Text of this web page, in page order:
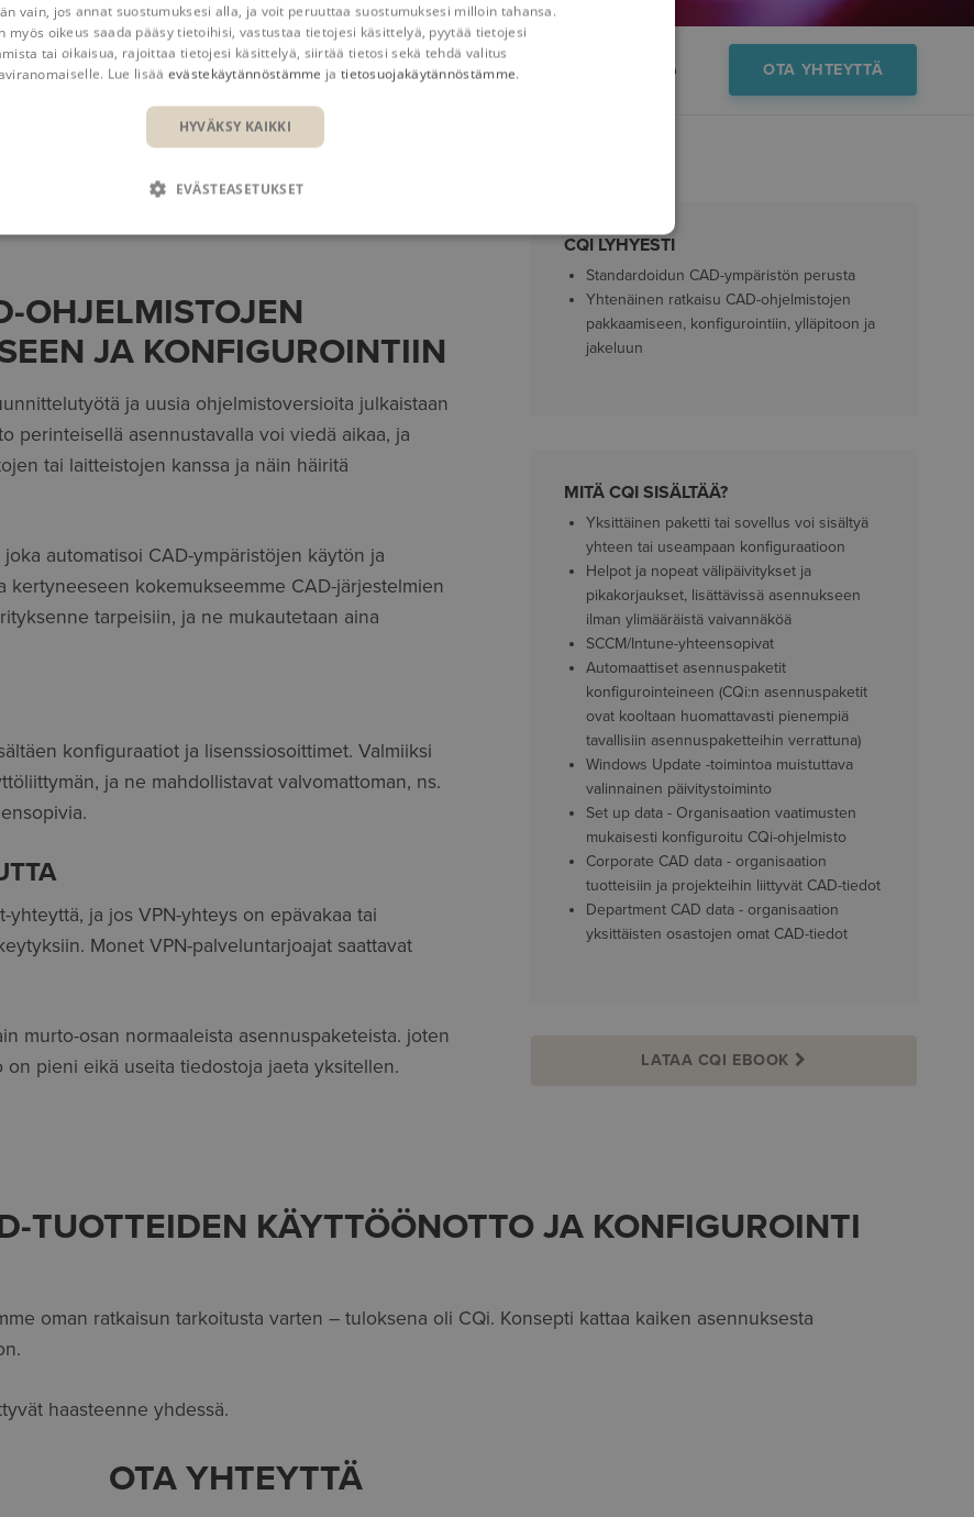
Toiminnot Referenssit Lisätietoja FAQ Kokeiluversio OTA YHTEYTTÄ
ja ylläpidon ja tarjoaa käyttäjilleen valmiiin
OHJELMISTOJEN
JA KONFIGUROINTIIN
ja uusia ohjelmistoversioita julkaistaan
perinteisellä asennustavalla voi viedä aikaa, ja
tai laitteistojen kanssa ja näin häiritä
automatisoi CAD-ympäristöjen käytön ja
kokemukseemme CAD-järjestelmien
tarpeisiin, ja ne mukautetaan aina
konfiguraatiot ja lisenssiosoittimet. Valmiiksi
ja ne mahdollistavat valvomattoman, ns.
ja jos VPN-yhteys on epävakaa tai
Monet VPN-palveluntarjoajat saattavat
murto-osan normaaleista asennuspaketeista. joten
pieni eikä useita tiedostoja jaeta yksitellen.
CQI LYHYESTI
Standardoidun CAD-ympäristön perusta
Yhtenäinen ratkaisu CAD-ohjelmistojen
pakkaamiseen, konfigurointiin, ylläpitoon ja
jakeluun
MITÄ CQI SISÄLTÄÄ?
Yksittäinen paketti tai sovellus voi sisältyä
yhteen tai useampaan konfiguraatioon
Helpot ja nopeat välipäivitykset ja
pikakorjaukset, lisättävissä asennukseen
ilman ylimääräistä vaivannäköä
SCCM/Intune-yhteensopivat
Automaattiset asennuspaketit
konfigurointeineen (CQi:n asennuspaketit
ovat kooltaan huomattavasti pienempiä
tavallisiin asennuspaketteihin verrattuna)
Windows Update -toimintoa muistuttava
valinnainen päivitystoiminto
Set up data - Organisaation vaatimusten
mukaisesti konfiguroitu CQi-ohjelmisto
Corporate CAD data - organisaation
tuotteisiin ja projekteihin liittyvät CAD-tiedot
Department CAD data - organisaation
yksittäisten osastojen omat CAD-tiedot
LATAA CQI EBOOK
TUOTTEIDEN KÄYTTÖÖNOTTO JA KONFIGUROINTI
oman ratkaisun tarkoitusta varten – tuloksena oli CQi. Konsepti kattaa kaiken asennuksesta
haasteenne yhdessä.
OTA YHTEYTTÄ
vain, jos annat suostumuksesi alla, ja voit peruuttaa suostumuksesi milloin tahansa.
myös oikeus saada pääsy tietoihisi, vastustaa tietojesi käsittelyä, pyytää tietojesi
tai oikaisua, rajoittaa tietojesi käsittelyä, siirtää tietosi sekä tehdä valitus
Lue lisää evästekäytännöstämme ja tietosuojakäytännöstämme.
HYVÄKSY KAIKKI
EVÄSTEASETUKSET